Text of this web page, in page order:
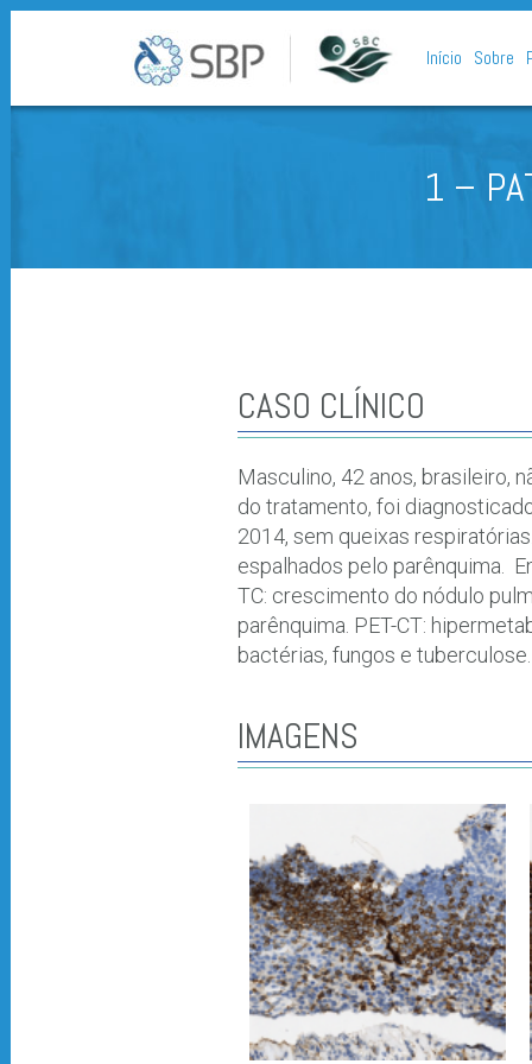
Início Sobre
1 –
CASO CLÍNICO
Masculino, 42 anos, brasileiro,
do tratamento, foi
2014, sem queixas
espalhados pelo parênquima.
TC: crescimento do nódulo
parênquima. PET-CT:
bactérias, fungos e
IMAGENS